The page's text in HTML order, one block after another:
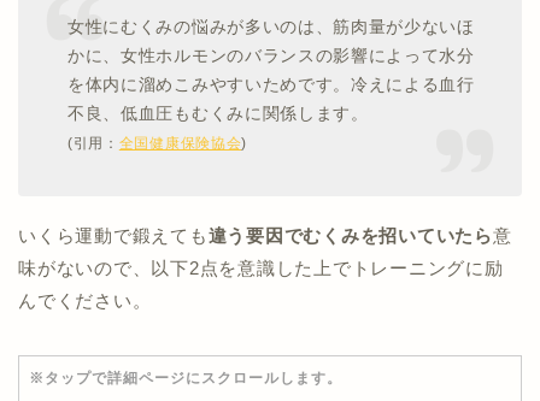
女性にむくみの悩みが多いのは、筋肉量が少ないほ
かに、女性ホルモンのバランスの影響によって水分
を体内に溜めこみやすいためです。冷えによる血行
不良、低血圧もむくみに関係します。
(引用： 全国健康保険協会)
いくら運動で鍛えても違う要因でむくみを招いていたら意
味がないので、以下2点を意識した上でトレーニングに励
んでください。
※タップで詳細ページにスクロールします。